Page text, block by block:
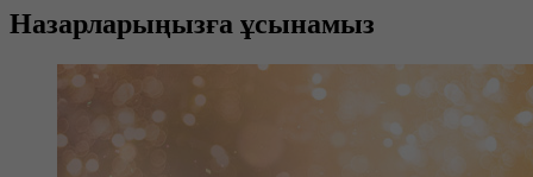
Назарларыңызға ұсынамыз